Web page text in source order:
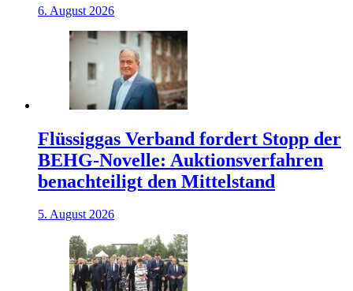
6. August 2026
Flüssiggas Verband fordert Stopp der
BEHG-Novelle: Auktionsverfahren
benachteiligt den Mittelstand
5. August 2026